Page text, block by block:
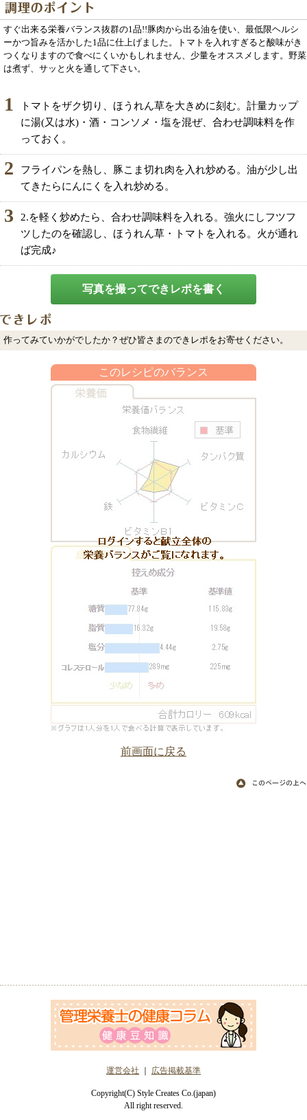
すぐ出来る栄養バランス抜群の1品!!豚肉から出る油を使い、最低限ヘルシ
ーかつ旨みを活かした1品に仕上げました。トマトを入れすぎると酸味がき
つくなりますので食べにくいかもしれません、少量をオススメします。野菜
は煮ず、サッと火を通して下さい。
1
トマトをザク切り、ほうれん草を大きめに刻む。計量カップ
に湯(又は水)・酒・コンソメ・塩を混ぜ、合わせ調味料を作
っておく。
2
フライパンを熱し、豚こま切れ肉を入れ炒める。油が少し出
てきたらにんにくを入れ炒める。
3
2.を軽く炒めたら、合わせ調味料を入れる。強火にしフツフ
ツしたのを確認し、ほうれん草・トマトを入れる。火が通れ
ば完成♪
写真を撮ってできレポを書く
作ってみていかがでしたか？ぜひ皆さまのできレポをお寄せください。
このレシピのバランス
前画面に戻る
運営会社 ｜ 広告掲載基準
Copyright(C) Style Creates Co.(japan)
All right reserved.